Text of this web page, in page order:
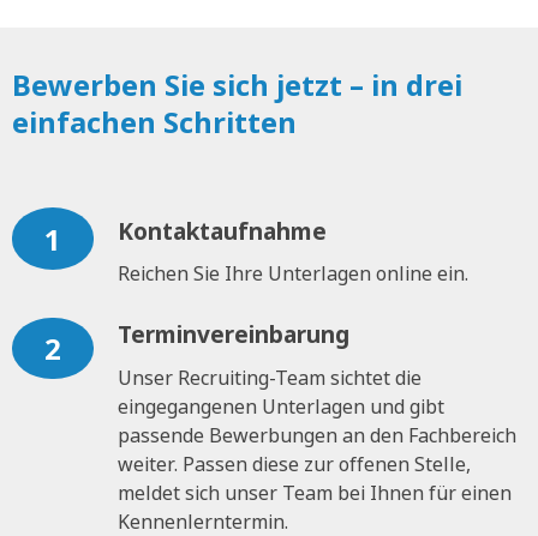
Bewerben Sie sich jetzt – in drei
einfachen Schritten
1 Kontaktaufnahme
Reichen Sie Ihre Unterlagen online ein.
2 Terminvereinbarung
Unser Recruiting-Team sichtet die
eingegangenen Unterlagen und gibt
passende Bewerbungen an den Fachbereich
weiter. Passen diese zur offenen Stelle,
meldet sich unser Team bei Ihnen für einen
Kennenlerntermin.